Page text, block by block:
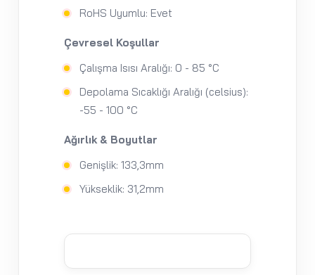
RoHS Uyumlu: Evet
Çevresel Koşullar
Çalışma Isısı Aralığı: 0 - 85 °C
Depolama Sıcaklığı Aralığı (celsius):
-55 - 100 °C
Ağırlık & Boyutlar
Genişlik: 133,3mm
Yükseklik: 31,2mm